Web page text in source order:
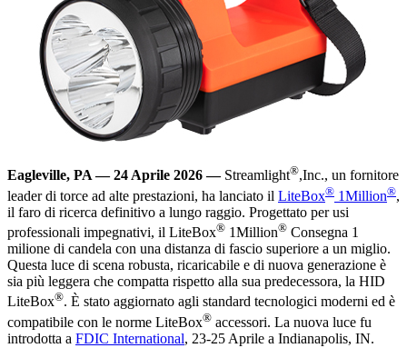
Eagleville, PA — 24 Aprile 2026 —Streamlight®,Inc., un fornitore
leader di torce ad alte prestazioni, ha lanciato il LiteBox® 1Million®,
il faro di ricerca definitivo a lungo raggio. Progettato per usi
professionali impegnativi, il LiteBox® 1Million® Consegna 1
milione di candela con una distanza di fascio superiore a un miglio.
Questa luce di scena robusta, ricaricabile e di nuova generazione è
sia più leggera che compatta rispetto alla sua predecessora, la HID
LiteBox®. È stato aggiornato agli standard tecnologici moderni ed è
compatibile con le norme LiteBox® accessori. La nuova luce fu
introdotta a FDIC International, 23-25 Aprile a Indianapolis, IN.